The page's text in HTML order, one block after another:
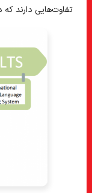
تفاوت‌هایی دارند